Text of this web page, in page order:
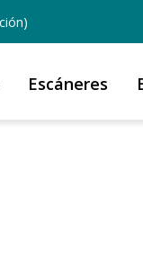
Escáneres